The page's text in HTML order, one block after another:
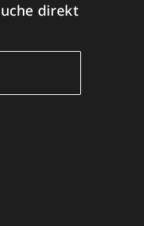
direkt